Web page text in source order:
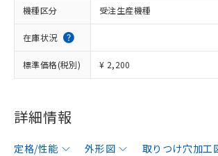
機種区分 受注生産機種
在庫状況
標準価格(税別) ¥ 2,200
詳細情報
定格/性能 外形図 取りつけ穴加工